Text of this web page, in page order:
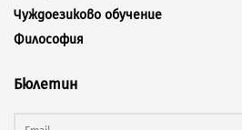
Чуждоезиково обучение
Философия
Бюлетин